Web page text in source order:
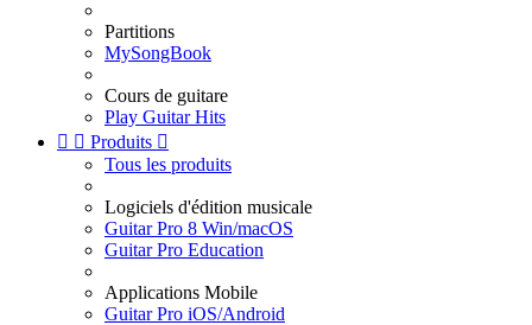
Partitions
MySongBook
Cours de guitare
Play Guitar Hits
  Produits 
Tous les produits
Logiciels d'édition musicale
Guitar Pro 8 Win/macOS
Guitar Pro Education
Applications Mobile
Guitar Pro iOS/Android